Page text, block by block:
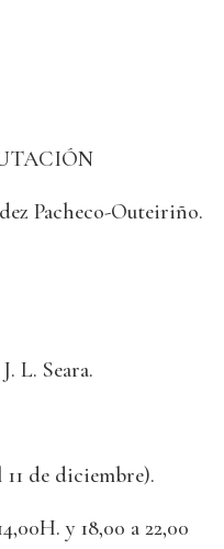
Pacheco-Outeiriño.
L. Seara.
11 de diciembre).
y 18,00 a 22,00